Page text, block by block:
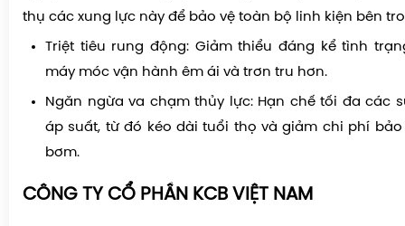
thụ các xung lực này để bảo vệ toàn bộ linh kiện bên
Triệt tiêu rung động: Giảm thiểu đáng kể tình
máy móc vận hành êm ái và trơn tru hơn.
Ngăn ngừa va chạm thủy lực: Hạn chế tối đa các
áp suất, từ đó kéo dài tuổi thọ và giảm chi phí
bơm.
CÔNG TY CỔ PHẦN KCB VIỆT NAM